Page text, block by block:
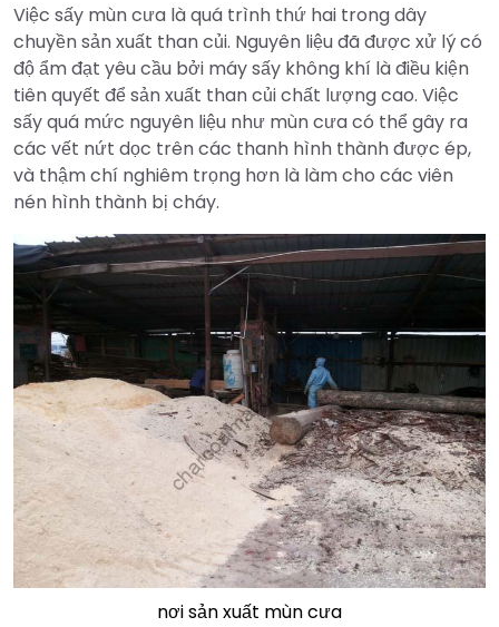
Việc sấy mùn cưa là quá trình thứ hai trong dây
chuyền sản xuất than củi. Nguyên liệu đã được xử lý có
độ ẩm đạt yêu cầu bởi máy sấy không khí là điều kiện
tiên quyết để sản xuất than củi chất lượng cao. Việc
sấy quá mức nguyên liệu như mùn cưa có thể gây ra
các vết nứt dọc trên các thanh hình thành được ép,
và thậm chí nghiêm trọng hơn là làm cho các viên
nén hình thành bị cháy.
nơi sản xuất mùn cưa